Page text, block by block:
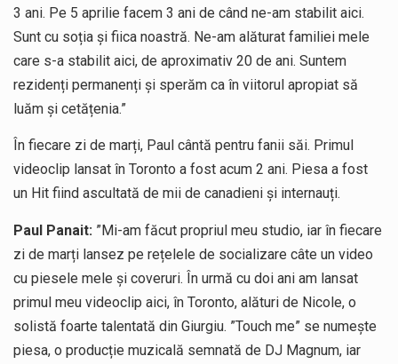
3 ani. Pe 5 aprilie facem 3 ani de când ne-am stabilit aici.
Sunt cu soția și fiica noastră. Ne-am alăturat familiei mele
care s-a stabilit aici, de aproximativ 20 de ani. Suntem
rezidenți permanenți și sperăm ca în viitorul apropiat să
luăm și cetățenia.”
În fiecare zi de marți, Paul cântă pentru fanii săi. Primul
videoclip lansat în Toronto a fost acum 2 ani. Piesa a fost
un Hit fiind ascultată de mii de canadieni și internauți.
Paul Panait: ”Mi-am făcut propriul meu studio, iar în fiecare
zi de marți lansez pe rețelele de socializare câte un video
cu piesele mele și coveruri. În urmă cu doi ani am lansat
primul meu videoclip aici, în Toronto, alături de Nicole, o
solistă foarte talentată din Giurgiu. ”Touch me” se numește
piesa, o producție muzicală semnată de DJ Magnum, iar